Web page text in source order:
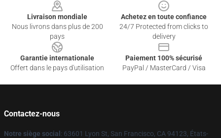
Livraison mondiale
Nous livrons dans plus de 200
pays
Achetez en toute confiance
24/7 Protected from clicks to
delivery
Garantie internationale
Offert dans le pays d'utilisation
Paiement 100% sécurisé
PayPal / MasterCard / Visa
Contactez-nous
Notre siège social : 63601 Lyon St, San Francisco, CA 94123, États-